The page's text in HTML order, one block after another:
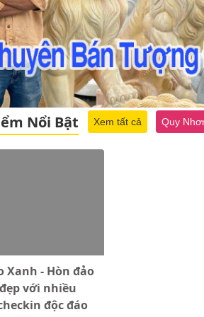
Nổi Bật Xem tất cả Quy
Xanh - Hòn đảo
với nhiều
độc đáo